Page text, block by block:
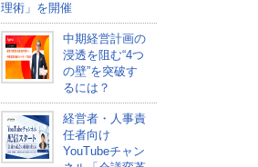
理術」を開催
中期経営計画の
浸透を阻む“4つ
の壁”を突破す
るには？
経営者・人事責
任者向け
YouTubeチャン